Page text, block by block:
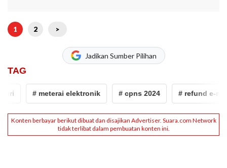
1 2 >
Jadikan Sumber Pilihan
TAG
# meterai elektronik # cpns 2024 # refund e-